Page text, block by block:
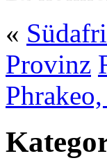
«
Provinz